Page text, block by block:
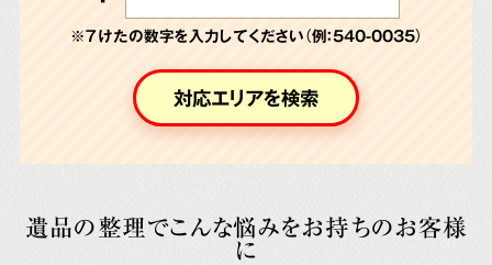
※７けたの数字を入力してください（例：540-0035）
対応エリアを検索
遺品の整理でこんな悩みをお持ちのお客様
に